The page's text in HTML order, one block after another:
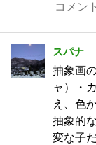
スパナ
抽象画
ャ）・
え、色
抽象的
変な子